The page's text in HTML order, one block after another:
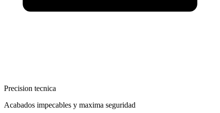
Precision tecnica
Acabados impecables y maxima seguridad